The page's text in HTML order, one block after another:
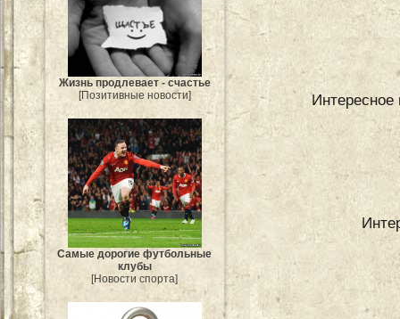
Жизнь продлевает - счастье
[Позитивные новости]
Самые дорогие футбольные
клубы
[Новости спорта]
Интересное